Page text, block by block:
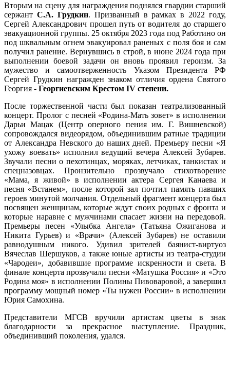
Вторым на сцену для награждения поднялся гвардии старший
сержант С.А. Грудкин. Призванный в рамках в 2022 году,
Сергей Александрович прошел путь от водителя до старшего
эвакуационной группы. 25 октября 2023 года под Работино он
под шквальным огнем эвакуировал раненых с поля боя и сам
получил ранение. Вернувшись в строй, в июне 2024 года при
выполнении боевой задачи он вновь проявил героизм. За
мужество и самоотверженность Указом Президента РФ
Сергей Грудкин награжден знаком отличия ордена Святого
Георгия - Георгиевским Крестом IV степени.
После торжественной части был показан театрализованный
концерт. Пролог с песней «Родина-Мать зовет» в исполнении
Дарьи Мацак (Центр оперного пения им. Г. Вишневской)
сопровождался видеорядом, объединившим ратные традиции
от Александра Невского до наших дней. Премьеру песни «Я
ухожу воевать» исполнил ведущий вечера Алексей Зубарев.
Звучали песни о пехотинцах, моряках, летчиках, танкистах и
спецназовцах. Пронзительно прозвучало стихотворение
«Мама, я живой» в исполнении актера Сергея Канаева и
песня «Встанем», после которой зал почтил память павших
героев минутой молчания. Отдельный фрагмент концерта был
посвящен женщинам, которые ждут своих родных с фронта и
которые наравне с мужчинами спасает жизни на передовой.
Премьеры песен «Улыбка Ангела» (Татьяна Ожиганова и
Никита Гурьев) и «Врачи» (Алексей Зубарев) не оставили
равнодушным никого. Удивил зрителей баянист-виртуоз
Вячеслав Шершуков, а также юные артисты из театра-студии
«Чародеи», добавившие программе искренности и света. В
финале концерта прозвучали песни «Матушка Россия» и «Это
Родина моя» в исполнении Полины Пивоваровой, а завершил
программу мощный номер «Ты нужен России» в исполнении
Юрия Самохина.
Представители МГСВ вручили артистам цветы в знак
благодарности за прекрасное выступление. Праздник,
объединивший поколения, удался.